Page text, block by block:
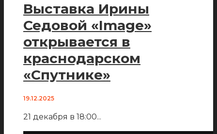
Выставка Ирины
Седовой «Image»
открывается в
краснодарском
«Спутнике»
19.12.2025
21 декабря в 18:00...